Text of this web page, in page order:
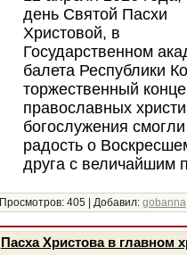
день Святой Пасхи
Христовой, в
Государственном
балета Республики
торжественный
православных
богослужения
радость о
друга с величайшим
Просмотров: 405| Добавил: gobanna
Пасха Христова в главном